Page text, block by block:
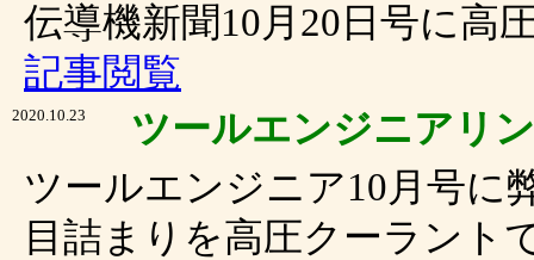
伝導機新聞10月20日号に高
記事閲覧
2020.10.23
ツールエンジニアリ
ツールエンジニア10月号に
目詰まりを高圧クーラント